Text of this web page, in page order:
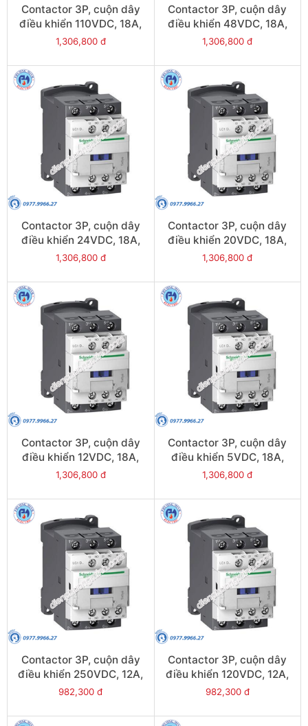
Contactor 3P, cuộn dây
điều khiển 110VDC, 18A,
1N/O, 1N/C - Model
1,306,800 đ
Contactor 3P, cuộn dây
điều khiển 48VDC, 18A,
1N/O, 1N/C - Model
1,306,800 đ
Contactor 3P, cuộn dây
điều khiển 24VDC, 18A,
1N/O, 1N/C - Model
1,306,800 đ
Contactor 3P, cuộn dây
điều khiển 20VDC, 18A,
1N/O, 1N/C - Model
1,306,800 đ
Contactor 3P, cuộn dây
điều khiển 12VDC, 18A,
1N/O, 1N/C - Model
1,306,800 đ
Contactor 3P, cuộn dây
điều khiển 5VDC, 18A,
1N/O, 1N/C - Model
1,306,800 đ
Contactor 3P, cuộn dây
điều khiển 250VDC, 12A,
1N/O, 1N/C - Model
982,300 đ
Contactor 3P, cuộn dây
điều khiển 120VDC, 12A,
1N/O, 1N/C - Model
982,300 đ